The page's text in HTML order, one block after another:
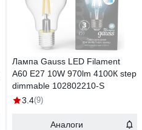
Лампа Gauss LED Filament
A60 E27 10W 970lm 4100К step
dimmable 102802210-S
3.4(9)
Аналоги